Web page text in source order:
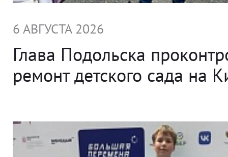
6 АВГУСТА 2026
Глава Подольска
ремонт детского сада на